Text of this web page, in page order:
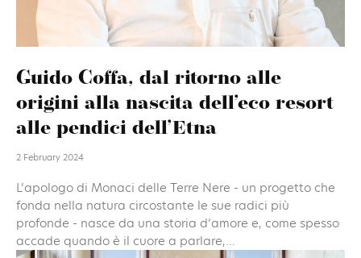
Guido Coffa, dal ritorno alle
origini alla nascita dell’eco resort
alle pendici dell’Etna
2 February 2024
L’apologo di Monaci delle Terre Nere - un progetto che
fonda nella natura circostante le sue radici più
profonde - nasce da una storia d’amore e, come spesso
accade quando è il cuore a parlare,...